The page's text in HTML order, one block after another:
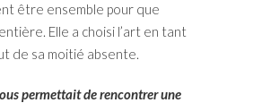
être ensemble pour que
Elle a choisi l’art en tant
de sa moitié absente.
permettait de rencontrer une